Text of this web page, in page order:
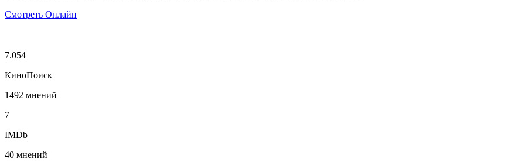
Смотреть Онлайн
7.054
КиноПоиск
1492 мнений
7
IMDb
40 мнений